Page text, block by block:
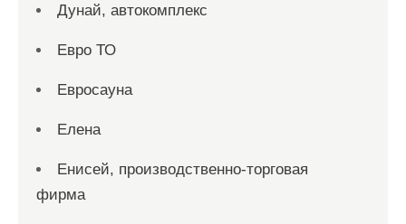
Дунай, автокомплекс
Евро ТО
Евросауна
Елена
Енисей, производственно-торговая
фирма